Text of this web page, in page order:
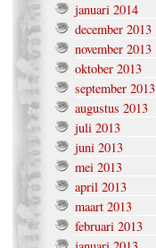
januari 2014
december 2013
november 2013
oktober 2013
september 2013
augustus 2013
juli 2013
juni 2013
mei 2013
april 2013
maart 2013
februari 2013